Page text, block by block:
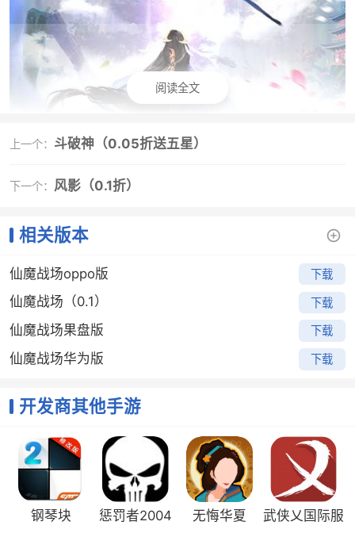
开服前5天，玩家可以进行进阶副本挑战，首通副本可以
获得绝版的形象勋章，勋章可以提升对应形象的徽章，
开服5天之后，副本挑战关闭，玩家只能通过扫荡完成每
日的玩法。
副本内击杀怪物能获得大量经验，可以通过购买经验药
加成越多。
3.攀天殿、苍龙秘宝
玩家可以组队挑战的副本，攀天殿是爬塔挑战副本，苍
龙秘宝是守护防御型副本，通关副本可以获得各种奖
阅读全文
上一个： 斗破神（0.05折送五星）
下一个： 风影（0.1折）
相关版本
仙魔战场oppo版 下载
仙魔战场（0.1） 下载
仙魔战场果盘版 下载
仙魔战场华为版 下载
开发商其他手游
钢琴块 惩罚者2004 无悔华夏 武侠乂国际服